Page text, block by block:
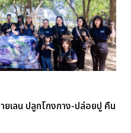
เลน ปลูกโกงกาง-ปล่อยปู คืน